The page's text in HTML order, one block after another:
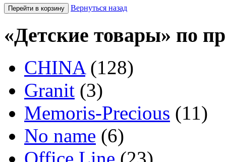
Вернуться назад
«Детские товары» по
CHINA(128)
Granit (3)
Memoris-Precious (11)
No name (6)